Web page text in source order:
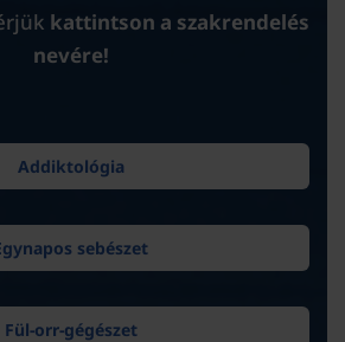
kattintson a szakrendelés
nevére!
Addiktológia
sebészet
Fül-orr-gégészet